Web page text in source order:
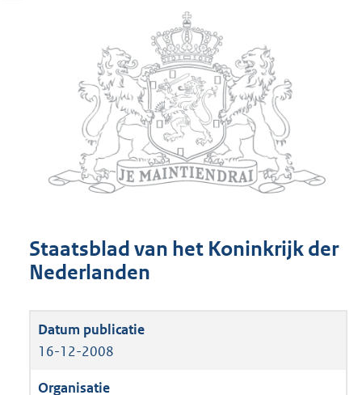
Staatsblad van het Koninkrijk der
Nederlanden
16-12-2008